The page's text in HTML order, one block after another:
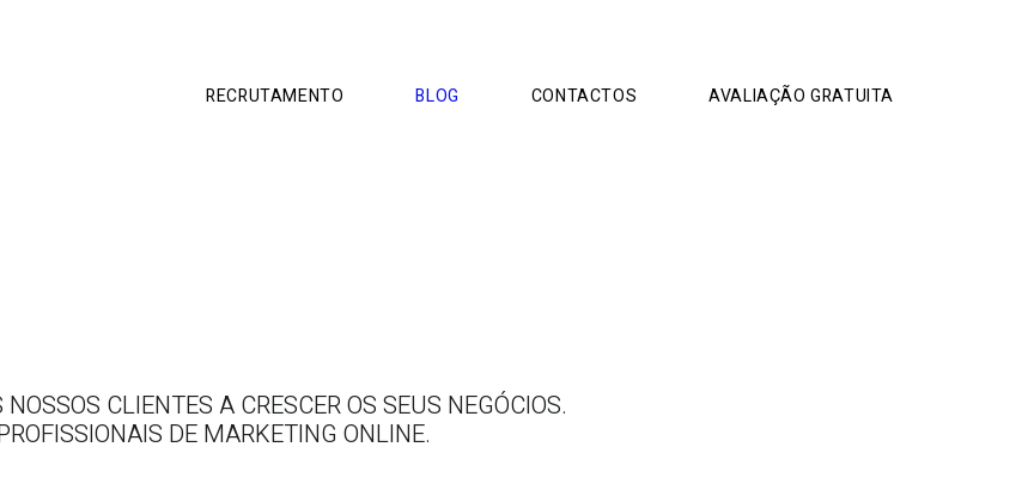
RECRUTAMENTO BLOG CONTACTOS AVALIAÇÃO GRATUITA
CLIENTES A CRESCER OS SEUS NEGÓCIOS.
DE MARKETING ONLINE.